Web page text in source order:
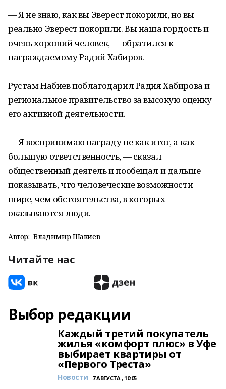
— Я не знаю, как вы Эверест покорили, но вы
реально Эверест покорили. Вы наша гордость и
очень хороший человек, — обратился к
награждаемому Радий Хабиров.
Рустам Набиев поблагодарил Радия Хабирова и
региональное правительство за высокую оценку
его активной деятельности.
— Я воспринимаю награду не как итог, а как
большую ответственность, — сказал
общественный деятель и пообещал и дальше
показывать, что человеческие возможности
шире, чем обстоятельства, в которых
оказываются люди.
Автор: Владимир Шакиев
Читайте нас
Выбор редакции
Каждый третий покупатель
жилья «комфорт плюс» в Уфе
выбирает квартиры от
«Первого Треста»
Новости 7 АВГУСТА , 10:05